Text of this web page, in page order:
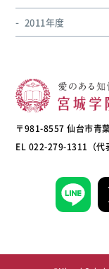
2011年度
〒981-8557 仙台市青
EL 022-279-1311（代